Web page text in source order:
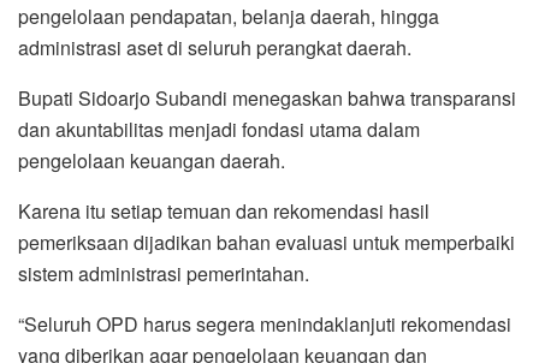
pengelolaan pendapatan, belanja daerah, hingga
administrasi aset di seluruh perangkat daerah.
Bupati Sidoarjo Subandi menegaskan bahwa transparansi
dan akuntabilitas menjadi fondasi utama dalam
pengelolaan keuangan daerah.
Karena itu setiap temuan dan rekomendasi hasil
pemeriksaan dijadikan bahan evaluasi untuk memperbaiki
sistem administrasi pemerintahan.
“Seluruh OPD harus segera menindaklanjuti rekomendasi
yang diberikan agar pengelolaan keuangan dan